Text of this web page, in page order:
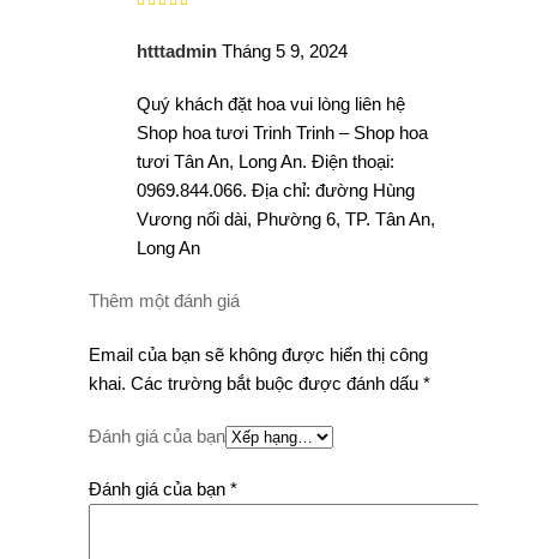
5 sao
htttadmin Tháng 5 9, 2024
Quý khách đặt hoa vui lòng liên hệ
Shop hoa tươi Trinh Trinh – Shop hoa
tươi Tân An, Long An. Điện thoại:
0969.844.066. Địa chỉ: đường Hùng
Vương nối dài, Phường 6, TP. Tân An,
Long An
Thêm một đánh giá
Email của bạn sẽ không được hiển thị công
khai. Các trường bắt buộc được đánh dấu *
Đánh giá của bạn
Đánh giá của bạn *